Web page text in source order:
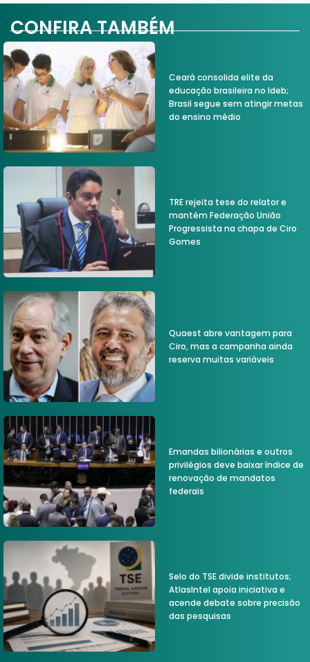
CONFIRA TAMBÉM
Ceará consolida elite da
educação brasileira no Ideb;
Brasil segue sem atingir metas
do ensino médio
TRE rejeita tese do relator e
mantém Federação União
Progressista na chapa de Ciro
Gomes
Quaest abre vantagem para
Ciro, mas a campanha ainda
reserva muitas variáveis
Emandas bilionárias e outros
privilégios deve baixar índice de
renovação de mandatos
federais
Selo do TSE divide institutos;
AtlasIntel apoia iniciativa e
acende debate sobre precisão
das pesquisas